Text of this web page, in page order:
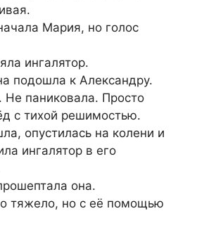
Мария, но голос
ингалятор.
подошла к Александру.
паниковала. Просто
с тихой решимостью.
опустилась на колени и
ингалятор в его
она.
тяжело, но с её помощью